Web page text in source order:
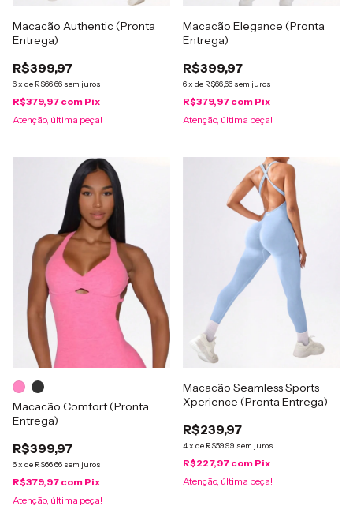
Macacão Authentic (Pronta
Entrega)
R$399,97
6x de R$66,66 sem juros
R$379,97 com Pix
Atenção, última peça!
Macacão Elegance (Pronta
Entrega)
R$399,97
6x de R$66,66 sem juros
R$379,97 com Pix
Atenção, última peça!
Macacão Comfort (Pronta
Entrega)
R$399,97
6x de R$66,66 sem juros
R$379,97 com Pix
Atenção, última peça!
Macacão Seamless Sports
Xperience (Pronta Entrega)
R$239,97
4x de R$59,99 sem juros
R$227,97 com Pix
Atenção, última peça!